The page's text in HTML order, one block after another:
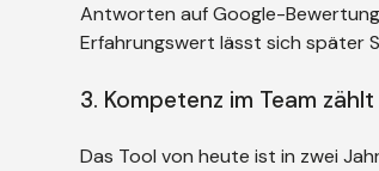
Antworten auf Google-
Erfahrungswert lässt sich später
3. Kompetenz im Team
Das Tool von heute ist in zwei